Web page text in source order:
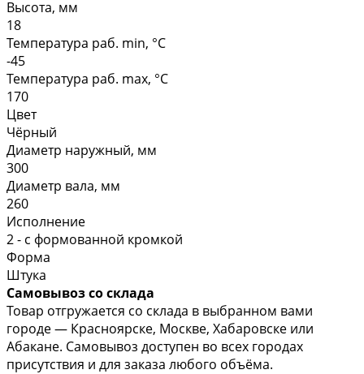
Высота, мм
18
Температура раб. min, °C
-45
Температура раб. max, °C
170
Цвет
Чёрный
Диаметр наружный, мм
300
Диаметр вала, мм
260
Исполнение
2 - с формованной кромкой
Форма
Штука
Самовывоз со склада
Товар отгружается со склада в выбранном вами
городе — Красноярске, Москве, Хабаровске или
Абакане. Самовывоз доступен во всех городах
присутствия и для заказа любого объёма.